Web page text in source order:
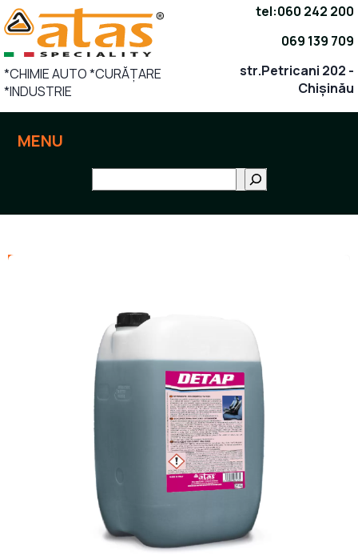
Sari
la
conținut
*CHIMIE AUTO *CURĂȚARE
*INDUSTRIE
tel:060 242 200
069 139 709
str.Petricani 202 -
Chișinău
MENU